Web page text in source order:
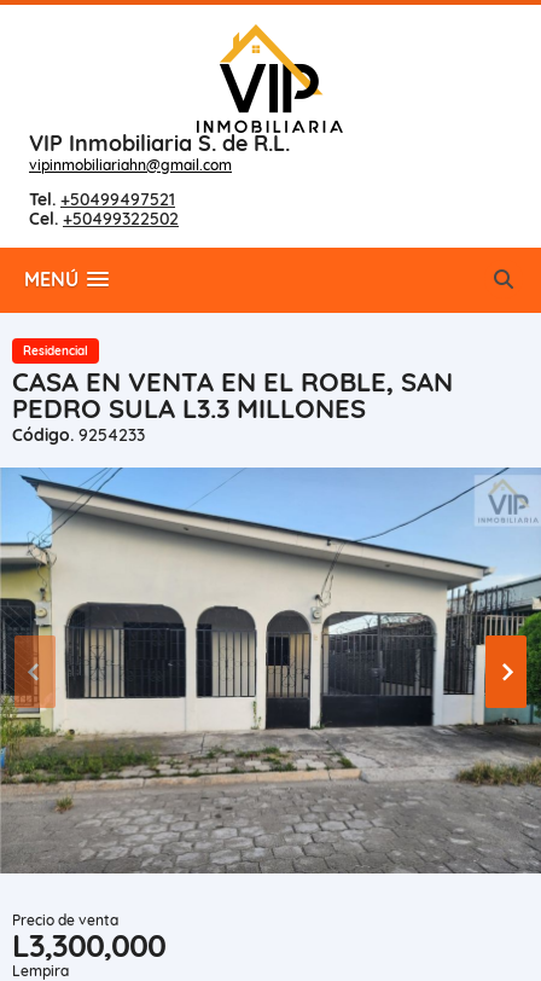
VIP Inmobiliaria S. de R.L.
vipinmobiliariahn@gmail.com
Tel. +50499497521
Cel. +50499322502
MENÚ
Residencial
CASA EN VENTA EN EL ROBLE, SAN
PEDRO SULA L3.3 MILLONES
Código. 9254233
Precio de venta
L3,300,000
Lempira